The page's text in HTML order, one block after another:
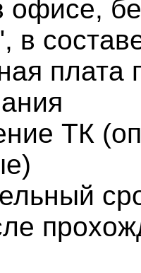
офисе,
в
плата
ТК